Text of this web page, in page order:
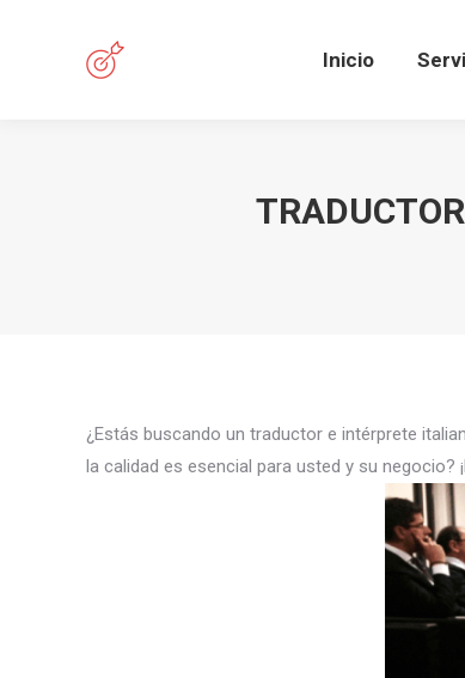
Inicio
¿Estás buscando un traductor e intérprete
la calidad es esencial para usted y su negocio?